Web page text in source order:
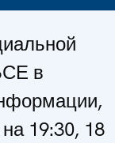
в
19:30, 18